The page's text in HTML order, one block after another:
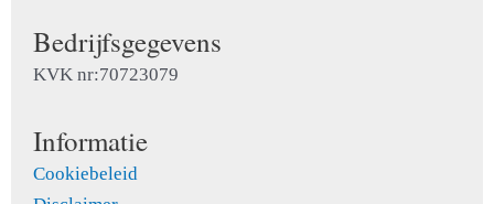
Bedrijfsgegevens
KVK nr:70723079
Informatie
Cookiebeleid